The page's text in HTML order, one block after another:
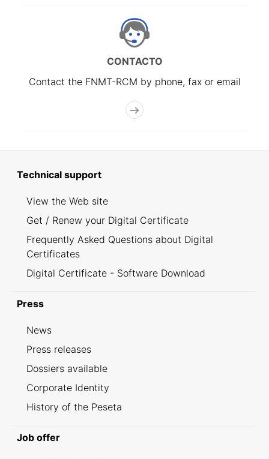
CONTACTO
Contact the FNMT-RCM by phone, fax or email
Technical support
View the Web site
Get / Renew your Digital Certificate
Frequently Asked Questions about Digital
Certificates
Digital Certificate - Software Download
Press
News
Press releases
Dossiers available
Corporate Identity
History of the Peseta
Job offer